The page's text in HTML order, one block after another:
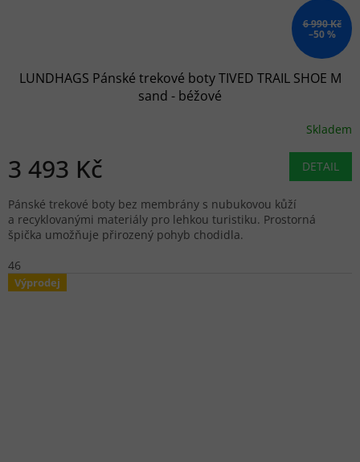
6 990 Kč
–50 %
LUNDHAGS Pánské trekové boty TIVED TRAIL SHOE M
sand - béžové
Skladem
3 493 Kč DETAIL
Pánské trekové boty bez membrány s nubukovou kůží
a recyklovanými materiály pro lehkou turistiku. Prostorná
špička umožňuje přirozený pohyb chodidla.
46
Výprodej